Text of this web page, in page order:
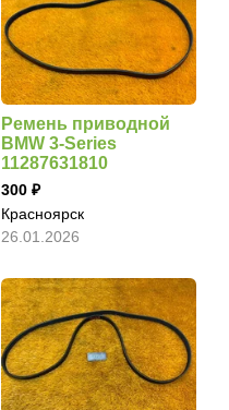
Ремень приводной
BMW 3-Series
11287631810
300
Красноярск
26.01.2026